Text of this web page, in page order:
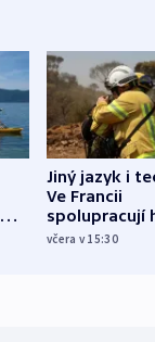
Jiný jazyk i
Ve Francii
spolupracují
různých zemí
včera v 15:30